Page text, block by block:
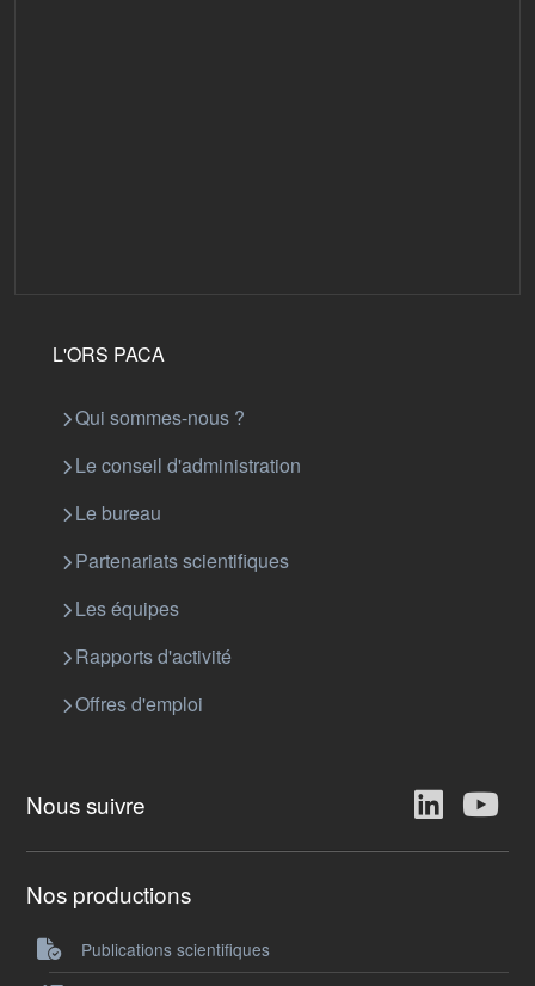
L'ORS PACA
Qui sommes-nous ?
Le conseil d'administration
Le bureau
Partenariats scientifiques
Les équipes
Rapports d'activité
Offres d'emploi
Nous suivre
Nos productions
Publications scientifiques